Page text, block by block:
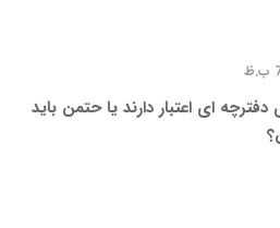
ای اعتبار دارند یا حتمن باید